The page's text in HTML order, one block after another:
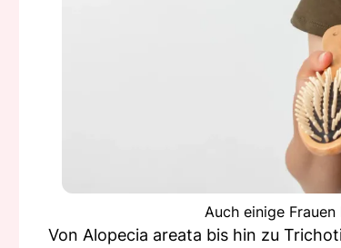
Auch einige
Von Alopecia areata bis hin zu